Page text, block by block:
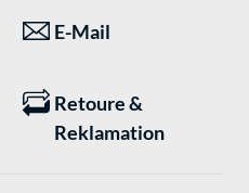
E-Mail
Retoure &
Reklamation